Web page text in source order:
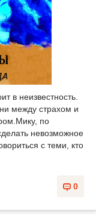
в неизвестность.
между страхом и
по
невозможное
с теми, кто
0